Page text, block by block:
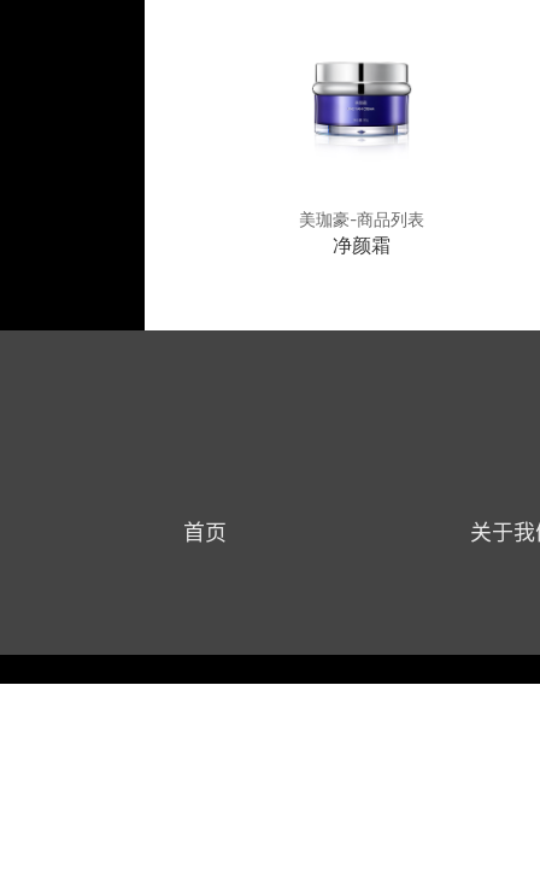
美珈豪-商品列表
净颜霜
首页 关于